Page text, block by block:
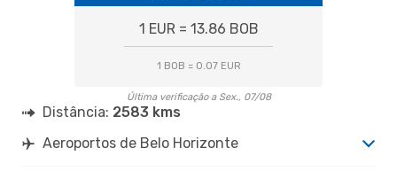
1 EUR = 13.86 BOB
1 BOB = 0.07 EUR
Última verificação a Sex., 07/08
Distância: 2583 kms
Aeroportos de Belo Horizonte